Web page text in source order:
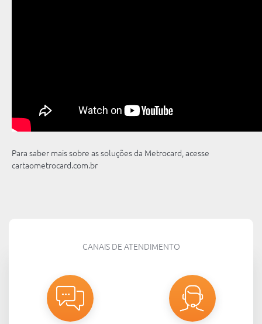
Para saber mais sobre as soluções da Metrocard, acesse
cartaometrocard.com.br
CANAIS DE ATENDIMENTO